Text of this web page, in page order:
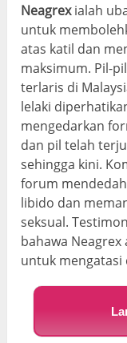
Neagrexialah
untuk
atas katil dan
maksimum. Pil-
terlaris di
lelaki
mengedarkan
dan pil telah
sehingga kini.
forum
libido dan
seksual.
bahawa
untuk mengatasi